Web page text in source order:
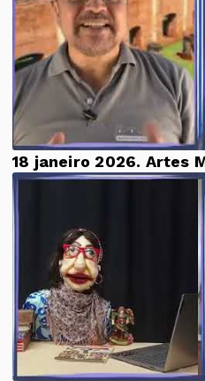
18 janeiro 2026. Artes